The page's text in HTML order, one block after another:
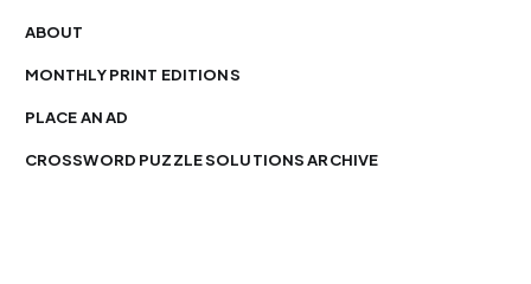
ABOUT
MONTHLY PRINT EDITIONS
PLACE AN AD
CROSSWORD PUZZLE SOLUTIONS ARCHIVE